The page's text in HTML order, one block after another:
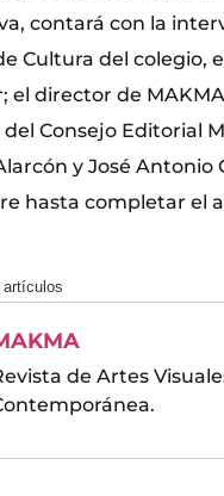
contará con la
Cultura del colegio,
el director de
Consejo Editorial
y José Antonio
hasta completar el
artículos
de Artes